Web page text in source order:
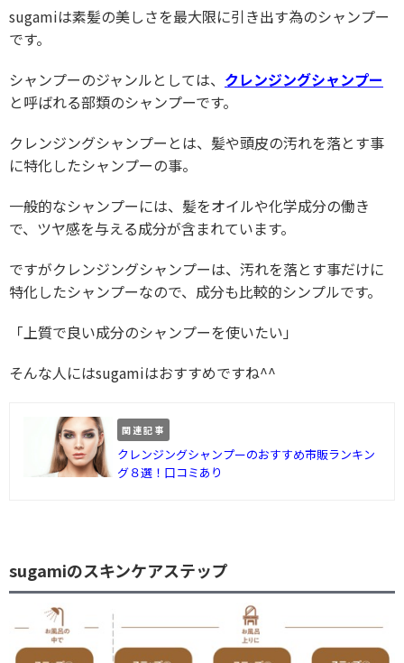
sugamiは素髪の美しさを最大限に引き出す為のシャンプー
です。
シャンプーのジャンルとしては、 クレンジングシャンプー
と呼ばれる部類のシャンプーです。
クレンジングシャンプーとは、髪や頭皮の汚れを落とす事
に特化したシャンプーの事。
一般的なシャンプーには、髪をオイルや化学成分の働き
で、ツヤ感を与える成分が含まれています。
ですがクレンジングシャンプーは、汚れを落とす事だけに
特化したシャンプーなので、成分も比較的シンプルです。
「上質で良い成分のシャンプーを使いたい」
そんな人にはsugamiはおすすめですね^^
関連記事
クレンジングシャンプーのおすすめ市販ランキン
グ８選！口コミあり
sugamiのスキンケアステップ